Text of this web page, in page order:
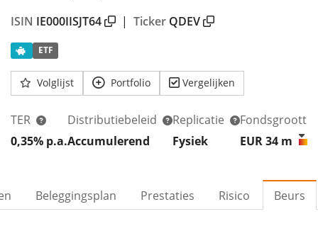
ISIN IE000IISJT64 | Ticker QDEV
ETF
Volglijst Portfolio Vergelijken
TER
0,35% p.a.
Distributiebeleid
Accumulerend
Replicatie
Fysiek
Fondsgrootte
EUR 34 m
Beleggingsplan Prestaties Risico Beurs